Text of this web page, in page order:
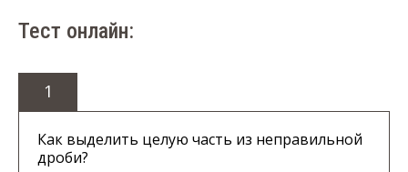
Тест онлайн:
1
Как выделить целую часть из неправильной
дроби?